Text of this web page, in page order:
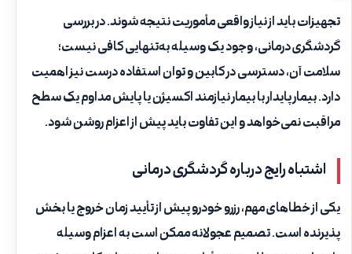
تجهیزات باید از نیاز واقعی مأموریت نتیجه شوند. در بررسی
گردشگری درمانی، وجود یک وسیله به‌تنهایی کافی نیست؛
سلامت آن، دسترسی در کابین و توان استفاده درست نیز اهمیت
دارد. بیمار پایدار با بیمار نیازمند اکسیژن یا پایش مداوم یک سطح
مراقبت نمی‌خواهد و این تفاوت باید پیش از اعزام روشن شود.
اشتباه رایج درباره گردشگری درمانی
یکی از خطاهای مهم، رزرو خودرو پیش از تأیید زمان خروج یا بخش
پذیرنده است. تصمیم عجولانه ممکن است به اعزام وسیله